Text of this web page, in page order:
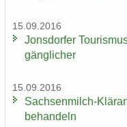
15.09.2016
Jons­dor­fer
gäng­li­cher
15.09.2016
Sachsenmilch-​
be­han­deln